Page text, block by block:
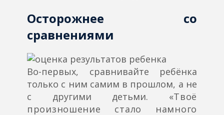
Осторожнее со
сравнениями
Во-первых, сравнивайте ребёнка
только с ним самим в прошлом, а не
с другими детьми. «Твоё
произношение стало намного